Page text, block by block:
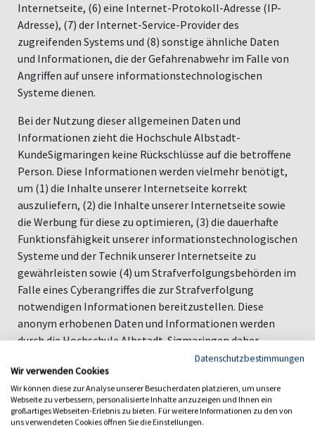
Internetseite, (6) eine Internet-Protokoll-Adresse (IP-
Adresse), (7) der Internet-Service-Provider des
zugreifenden Systems und (8) sonstige ähnliche Daten
und Informationen, die der Gefahrenabwehr im Falle von
Angriffen auf unsere informationstechnologischen
Systeme dienen.
Bei der Nutzung dieser allgemeinen Daten und
Informationen zieht die Hochschule Albstadt-
KundeSigmaringen keine Rückschlüsse auf die betroffene
Person. Diese Informationen werden vielmehr benötigt,
um (1) die Inhalte unserer Internetseite korrekt
auszuliefern, (2) die Inhalte unserer Internetseite sowie
die Werbung für diese zu optimieren, (3) die dauerhafte
Funktionsfähigkeit unserer informationstechnologischen
Systeme und der Technik unserer Internetseite zu
gewährleisten sowie (4) um Strafverfolgungsbehörden im
Falle eines Cyberangriffes die zur Strafverfolgung
notwendigen Informationen bereitzustellen. Diese
anonym erhobenen Daten und Informationen werden
durch die Hochschule Albstadt-Sigmaringen daher
einerseits statistisch und ferner mit dem Ziel
ausgewertet, den Datenschutz und die Datensicherheit in
unserer Hochschule zu erhöhen, um letztlich ein
optimales Schutzniveau für die von uns verarbeiteten
personenbezogenen Daten sicherzustellen. Die
Datenschutzbestimmungen
Wir verwenden Cookies
Wir können diese zur Analyse unserer Besucherdaten platzieren, um unsere
Webseite zu verbessern, personalisierte Inhalte anzuzeigen und Ihnen ein
großartiges Webseiten-Erlebnis zu bieten. Für weitere Informationen zu den von
uns verwendeten Cookies öffnen Sie die Einstellungen.